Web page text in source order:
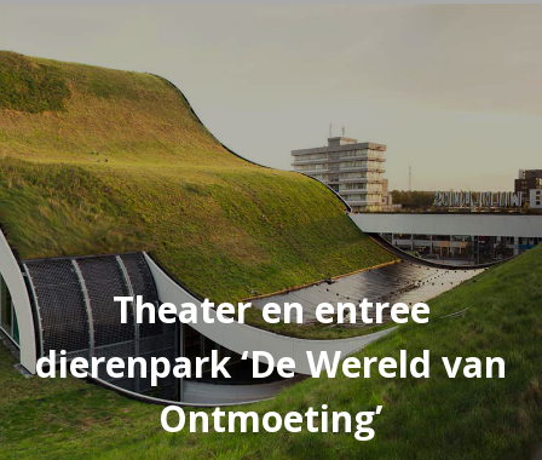
Theater en entree
dierenpark ‘De Wereld van
Ontmoeting’